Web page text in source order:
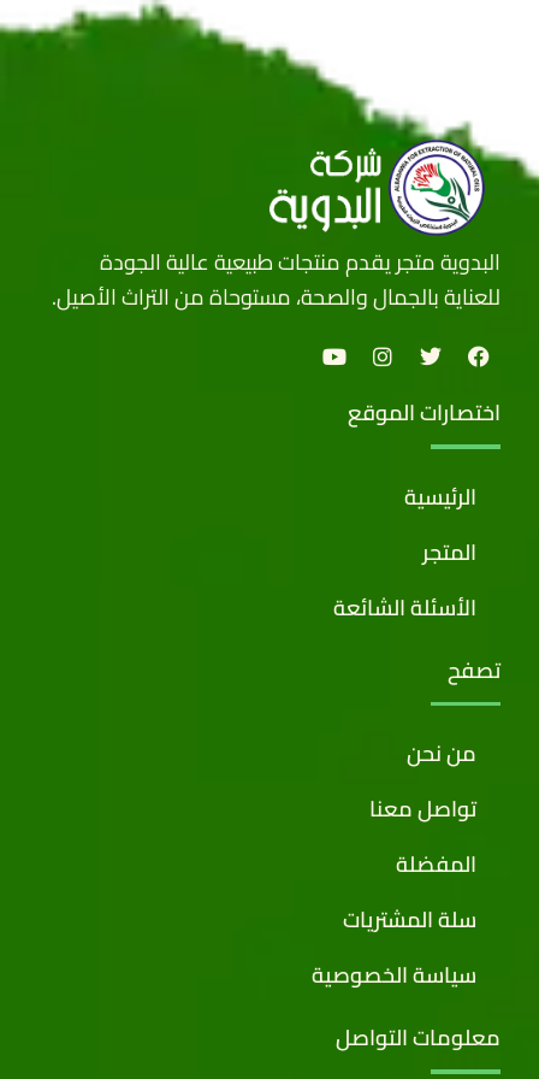
البدوية متجر يقدم منتجات طبيعية عالية الجودة
للعناية بالجمال والصحة، مستوحاة من التراث الأصيل.
اختصارات الموقع
الرئيسية
المتجر
الأسئلة الشائعة
تصفح
من نحن
تواصل معنا
المفضلة
سلة المشتريات
سياسة الخصوصية
معلومات التواصل